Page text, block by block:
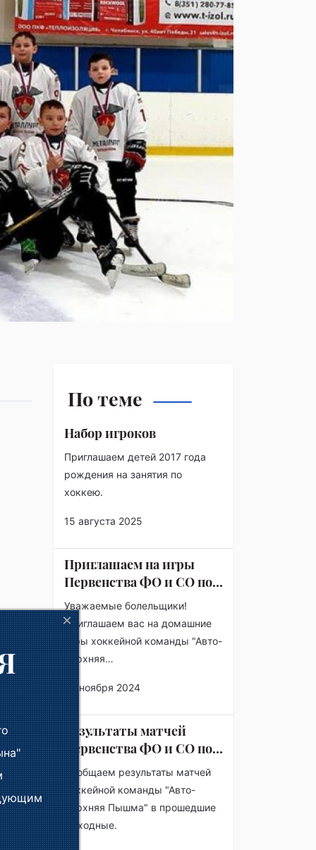
По теме
Набор игроков
Приглашаем детей 2017 года
рождения на занятия по
хоккею.
15 августа 2025
Приглашаем на игры
Первенства ФО и СО по
хоккею
Уважаемые болельщики!
Приглашаем вас на домашние
игры хоккейной команды "Авто-
Верхняя…
25 ноября 2024
Результаты матчей
Первенства ФО и СО по
хоккею
Сообщаем результаты матчей
хоккейной команды "Авто-
Верхняя Пышма" в прошедшие
выходные.
×